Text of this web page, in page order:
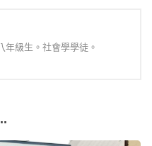
年級生。社會學學徒。